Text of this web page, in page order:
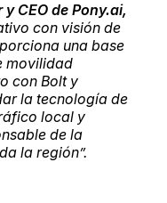
CEO de Pony.ai,
con visión de
una base
movilidad
con Bolt y
la tecnología de
local y
de la
la región”.